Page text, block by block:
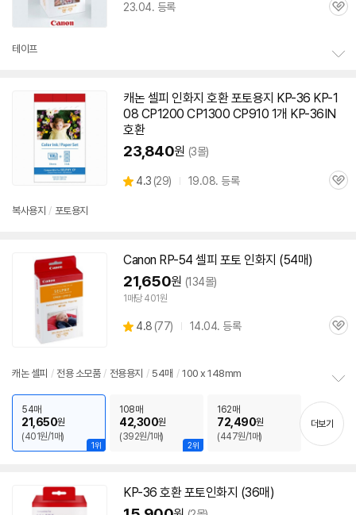
23.04. 등록
관
테이프
캐논 셀피 인화지 호환 포토용지 KP-36 KP-1
08 CP1200 CP1300 CP910 1개 KP-36IN
호환
23,840원 (3몰)
별
4.3 (상
29) 19.08. 등록
관
복사용지 / 포토용지
Canon RP-54 셀피 포토 인화지 (54매)
21,650원 (134몰)
1매당 401원
별
4.8 (상
뷰
77) 14.04. 등록
관
캐논 셀피 / 전용 소모품 / 전용용지 / 54매 / 100 x 148mm
펼
치
1위
54매
21,650원
(401원/1매)
2위
108매
42,300원
(392원/1매)
162매
72,490원
(447원/1매)
더보기
KP-36 호환 포토인화지 (36매)